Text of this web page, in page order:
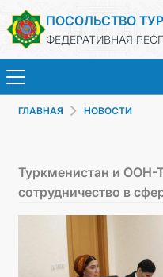
ПОСОЛЬСТВО
ФЕДЕРАТИВНАЯ
МИД
ГЛАВНАЯ НОВОСТИ
Туркменистан и ООН-
сотрудничество в